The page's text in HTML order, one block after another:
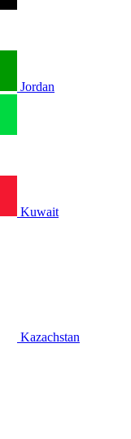
Jordan
Kuwait
Kazachstan